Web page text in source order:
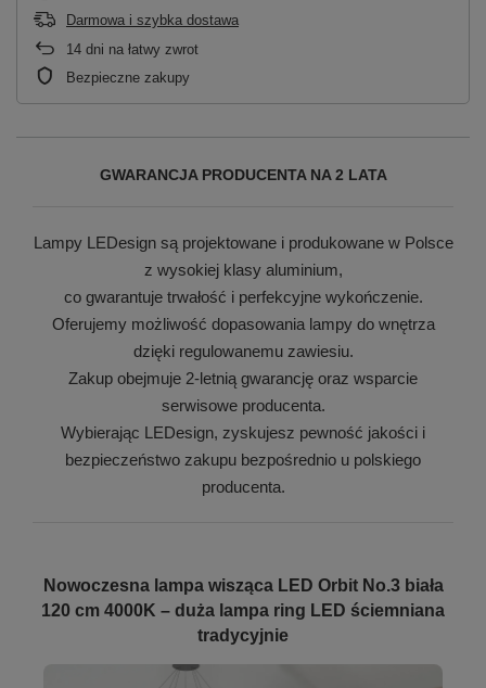
Darmowa i szybka dostawa
14 dni na łatwy zwrot
Bezpieczne zakupy
GWARANCJA PRODUCENTA NA 2 LATA
Lampy LEDesign są projektowane i produkowane w Polsce
z wysokiej klasy aluminium,
co gwarantuje trwałość i perfekcyjne wykończenie.
Oferujemy możliwość dopasowania lampy do wnętrza
dzięki regulowanemu zawiesiu.
Zakup obejmuje 2-letnią gwarancję oraz wsparcie
serwisowe producenta.
Wybierając LEDesign, zyskujesz pewność jakości i
bezpieczeństwo zakupu bezpośrednio u polskiego
producenta.
Nowoczesna lampa wisząca LED Orbit No.3 biała
120 cm 4000K – duża lampa ring LED ściemniana
tradycyjnie